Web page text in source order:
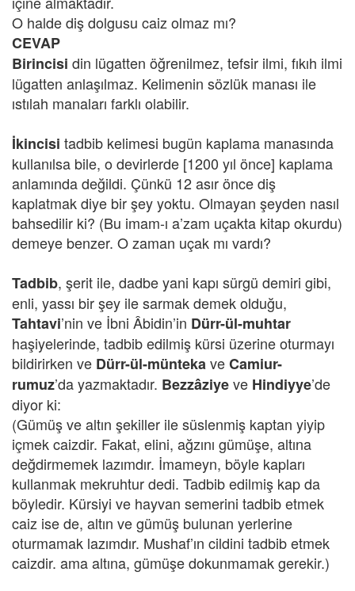
O halde diş dolgusu caiz olmaz mı?
CEVAP
Birincisi din lügatten öğrenilmez, tefsir ilmi, fıkıh ilmi
lügatten anlaşılmaz. Kelimenin sözlük manası ile
ıstılah manaları farklı olabilir.
İkincisi tadbib kelimesi bugün kaplama manasında
kullanılsa bile, o devirlerde [1200 yıl önce] kaplama
anlamında değildi. Çünkü 12 asır önce diş
kaplatmak diye bir şey yoktu. Olmayan şeyden nasıl
bahsedilir ki? (Bu imam-ı a’zam uçakta kitap okurdu)
demeye benzer. O zaman uçak mı vardı?
Tadbib, şerit ile, dadbe yani kapı sürgü demiri gibi,
enli, yassı bir şey ile sarmak demek olduğu,
Tahtavi’nin ve İbni Âbidin’in Dürr-ül-muhtar
haşiyelerinde, tadbib edilmiş kürsi üzerine oturmayı
bildirirken ve Dürr-ül-müntekaveCamiur-
rumuz’da yazmaktadır. Bezzâziyeve Hindiyye’de
diyor ki:
(Gümüş ve altın şekiller ile süslenmiş kaptan yiyip
içmek caizdir. Fakat, elini, ağzını gümüşe, altına
değdirmemek lazımdır. İmameyn, böyle kapları
kullanmak mekruhtur dedi. Tadbib edilmiş kap da
böyledir. Kürsiyi ve hayvan semerini tadbib etmek
caiz ise de, altın ve gümüş bulunan yerlerine
oturmamak lazımdır. Mushaf’ın cildini tadbib etmek
caizdir. ama altına, gümüşe dokunmamak gerekir.)